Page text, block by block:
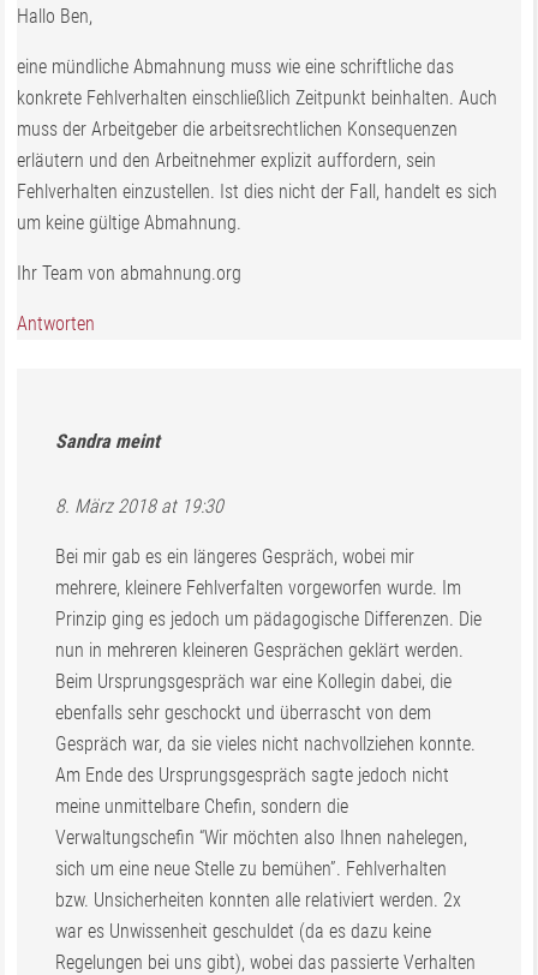
Hallo Ben,
eine mündliche Abmahnung muss wie eine schriftliche das
konkrete Fehlverhalten einschließlich Zeitpunkt beinhalten. Auch
muss der Arbeitgeber die arbeitsrechtlichen Konsequenzen
erläutern und den Arbeitnehmer explizit auffordern, sein
Fehlverhalten einzustellen. Ist dies nicht der Fall, handelt es sich
um keine gültige Abmahnung.
Ihr Team von abmahnung.org
Antworten
Sandra meint
8. März 2018 at 19:30
Bei mir gab es ein längeres Gespräch, wobei mir
mehrere, kleinere Fehlverfalten vorgeworfen wurde. Im
Prinzip ging es jedoch um pädagogische Differenzen. Die
nun in mehreren kleineren Gesprächen geklärt werden.
Beim Ursprungsgespräch war eine Kollegin dabei, die
ebenfalls sehr geschockt und überrascht von dem
Gespräch war, da sie vieles nicht nachvollziehen konnte.
Am Ende des Ursprungsgespräch sagte jedoch nicht
meine unmittelbare Chefin, sondern die
Verwaltungschefin “Wir möchten also Ihnen nahelegen,
sich um eine neue Stelle zu bemühen”. Fehlverhalten
bzw. Unsicherheiten konnten alle relativiert werden. 2x
war es Unwissenheit geschuldet (da es dazu keine
Regelungen bei uns gibt), wobei das passierte Verhalten